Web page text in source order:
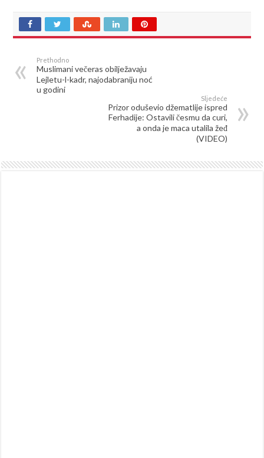
Prethodno
Muslimani večeras obilježavaju
Lejletu-l-kadr, najodabraniju noć
u godini
Sljedeće
Prizor oduševio džematlije ispred
Ferhadije: Ostavili česmu da curi,
a onda je maca utalila žeđ
(VIDEO)